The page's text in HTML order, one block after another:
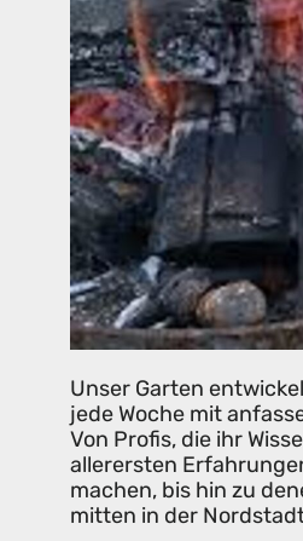
Unser Garten
jede Woche mit
Von Profis, die ihr
allerersten
machen, bis hin zu
mitten in der